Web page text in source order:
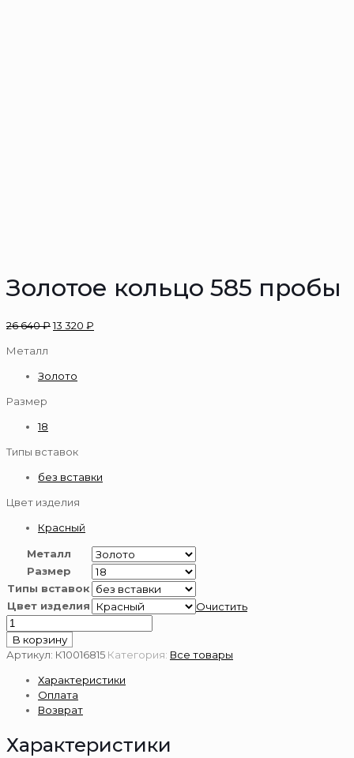
Золотое кольцо 585 пробы
26 640₽13 320 ₽
Металл
Золото
Размер
18
Типы вставок
без вставки
Цвет изделия
Красный
Металл
Размер
Типы вставок
Цвет изделия
Очистить
Количество
товара
Золотое
пробы
В корзину
Артикул: К10016815 Категория: Все товары
Характеристики
Оплата
Возврат
Характеристики